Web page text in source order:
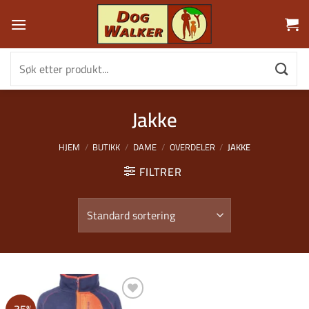
etter:
Jakke
HJEM / BUTIKK / DAME / OVERDELER / JAKKE
FILTRER